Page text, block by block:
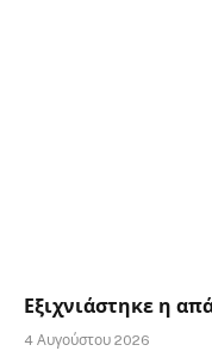
Εξιχνιάστηκε η
4 Αυγούστου 2026